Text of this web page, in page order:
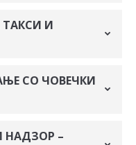
И
СО ЧОВЕЧКИ
НАДЗОР –